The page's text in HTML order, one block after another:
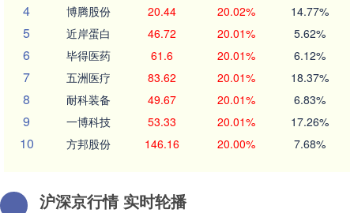
4 博腾股份 20.44 20.02% 14.77%
5 近岸蛋白 46.72 20.01% 5.62%
6 毕得医药 61.6 20.01% 6.12%
7 五洲医疗 83.62 20.01% 18.37%
8 耐科装备 49.67 20.01% 6.83%
9 一博科技 53.33 20.01% 17.26%
10 方邦股份 146.16 20.00% 7.68%
沪深京行情 实时轮播